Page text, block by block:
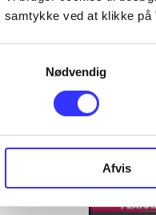
samtykke ved at klikke på
Nødvendig
Afvis
...